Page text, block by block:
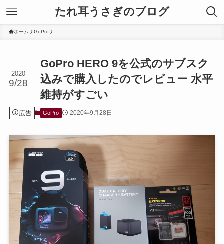
たれ耳うさぎのブログ
ホーム GoPro
GoPro HERO 9を公式のサブスク
込みで購入したのでレビュー 水平
維持がすごい
2020
9/28
広告 GoPro 2020年9月28日